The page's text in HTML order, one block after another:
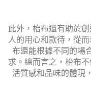
此外，枱布還有助於
人的用心和款待，從
布還能根據不同的場
求。總而言之，枱布
活質感和品味的體現